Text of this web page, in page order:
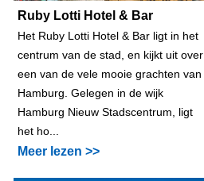
Ruby Lotti Hotel & Bar
Het Ruby Lotti Hotel & Bar ligt in het
centrum van de stad, en kijkt uit over
een van de vele mooie grachten van
Hamburg. Gelegen in de wijk
Hamburg Nieuw Stadscentrum, ligt
het ho...
Meer lezen >>